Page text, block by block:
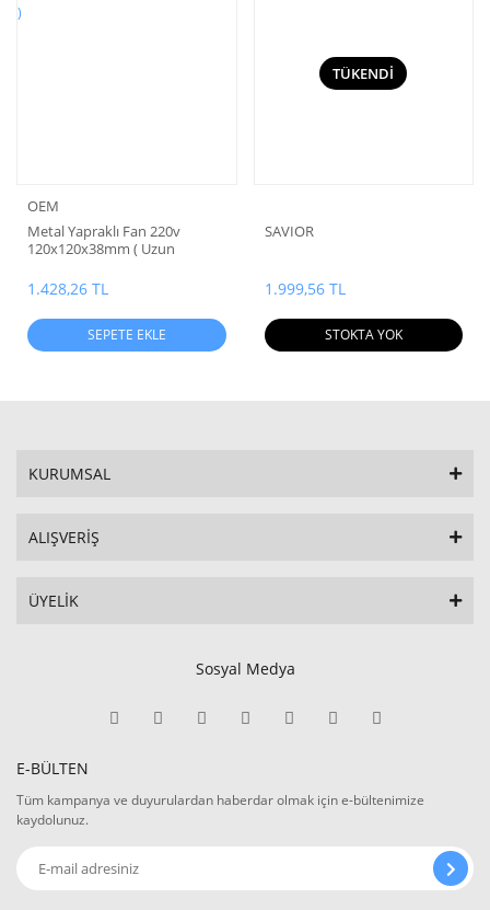
OEM
Metal Yapraklı Fan 220v
120x120x38mm ( Uzun
1.428,26 TL
SEPETE EKLE
TÜKENDİ
SAVIOR
1.999,56 TL
STOKTA YOK
KURUMSAL
ALIŞVERİŞ
ÜYELİK
Sosyal Medya
E-BÜLTEN
Tüm kampanya ve duyurulardan haberdar olmak için e-bültenimize
kaydolunuz.